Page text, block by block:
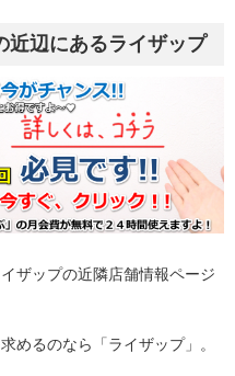
近辺にあるライザップ
ザップの近隣店舗情報ページ
めるのなら「ライザップ」。